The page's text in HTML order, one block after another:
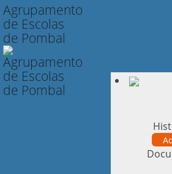
Agrupamento
de Escolas
de Pombal